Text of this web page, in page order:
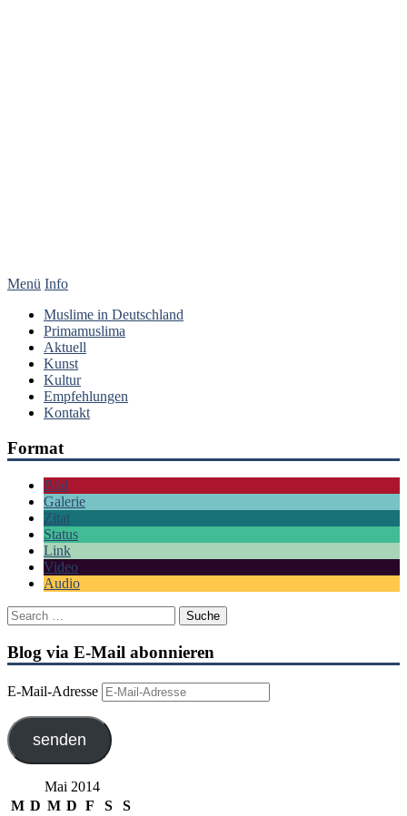
Menü Info
Muslime in Deutschland
Primamuslima
Aktuell
Kunst
Kultur
Empfehlungen
Kontakt
Format
Bild
Galerie
Zitat
Status
Link
Video
Audio
Blog via E-Mail abonnieren
E-Mail-Adresse
senden
Mai 2014
M D M D F S
S